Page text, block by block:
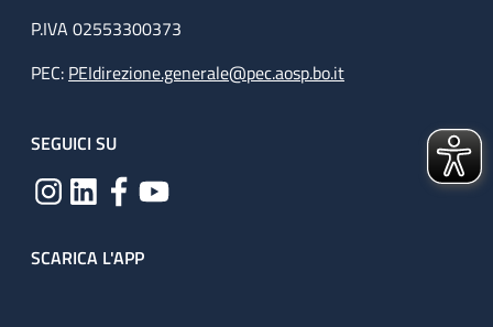
P.IVA 02553300373
PEC: PEIdirezione.generale@pec.aosp.bo.it
SEGUICI SU
SCARICA L'APP